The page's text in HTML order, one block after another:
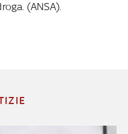
(ANSA).